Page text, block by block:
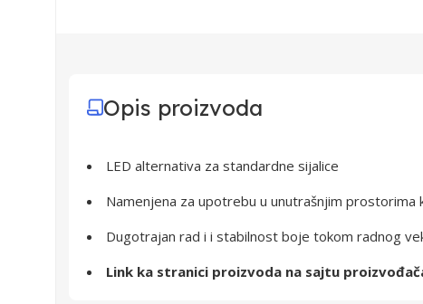
Opis proizvoda
LED alternativa za standardne sijalice
Namenjena za upotrebu u unutrašnjim prostorima
Dugotrajan rad i i stabilnost boje tokom radnog
Link ka stranici proizvoda na sajtu